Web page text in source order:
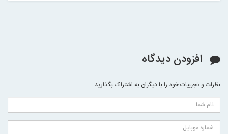
افزودن دیدگاه
نظرات و تجربیات خود را با دیگران به اشتراک بگذارید